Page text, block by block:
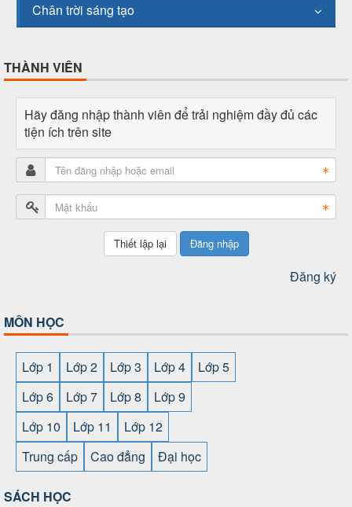
Chân trời sáng tạo
THÀNH VIÊN
Hãy đăng nhập thành viên để trải nghiệm đầy đủ các
tiện ích trên site
Đăng nhập
Đăng ký
MÔN HỌC
Lớp 1 Lớp 2 Lớp 3 Lớp 4
Lớp 5
Lớp 6
Lớp 7 Lớp 8
Lớp 9
Lớp 10
Lớp 11
Lớp 12
Trung cấp
Cao đẳng Đại học
SÁCH HỌC